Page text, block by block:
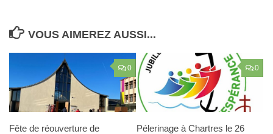
VOUS AIMEREZ AUSSI...
0
Fête de réouverture de
0
Pélerinage à Chartres le 26